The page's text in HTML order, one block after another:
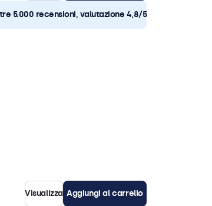
5.000 recensioni, valutazione 4,8/5
Visualizza Aggiungi al carrello